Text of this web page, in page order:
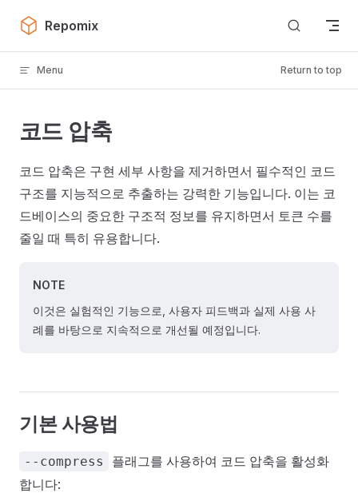
Skip to content
Repomix
Menu Return to top
코드 압축
코드 압축은 구현 세부 사항을 제거하면서 필수적인 코드
구조를 지능적으로 추출하는 강력한 기능입니다. 이는 코
드베이스의 중요한 구조적 정보를 유지하면서 토큰 수를
줄일 때 특히 유용합니다.
NOTE
이것은 실험적인 기능으로, 사용자 피드백과 실제 사용 사
례를 바탕으로 지속적으로 개선될 예정입니다.
기본 사용법
--compress
플래그를 사용하여 코드 압축을 활성화
합니다: